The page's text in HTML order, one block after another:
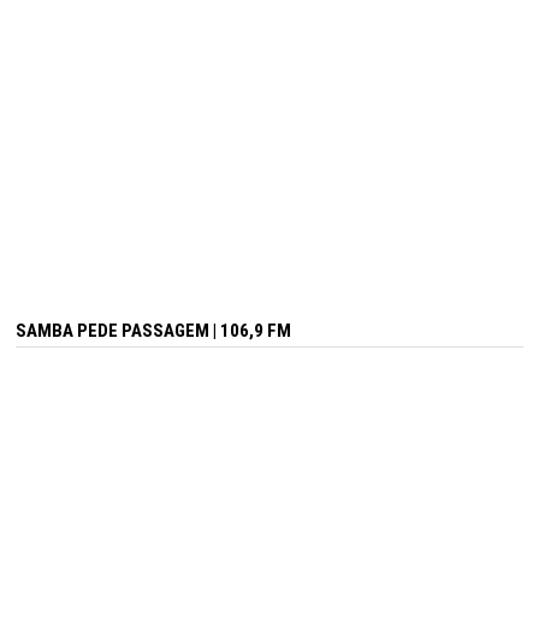
SAMBA PEDE PASSAGEM | 106,9 FM